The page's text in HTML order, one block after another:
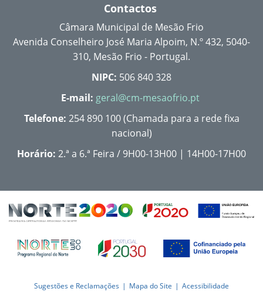
Contactos
Câmara Municipal de Mesão Frio
Avenida Conselheiro José Maria Alpoim, N.º 432, 5040-
310, Mesão Frio - Portugal.
NIPC: 506 840 328
E-mail: geral@cm-mesaofrio.pt
Telefone: 254 890 100 (Chamada para a rede fixa
nacional)
Horário: 2.ª a 6.ª Feira / 9H00-13H00 | 14H00-17H00
Sugestões e Reclamações Mapa do Site Acessibilidade